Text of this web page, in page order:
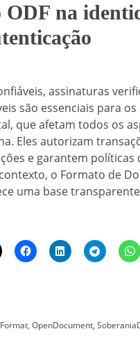
ODF na
assinaturas
são essenciais para os
que afetam todos os
Eles autorizam
e garantem políticas
o Formato de
uma base
, OpenDocument,